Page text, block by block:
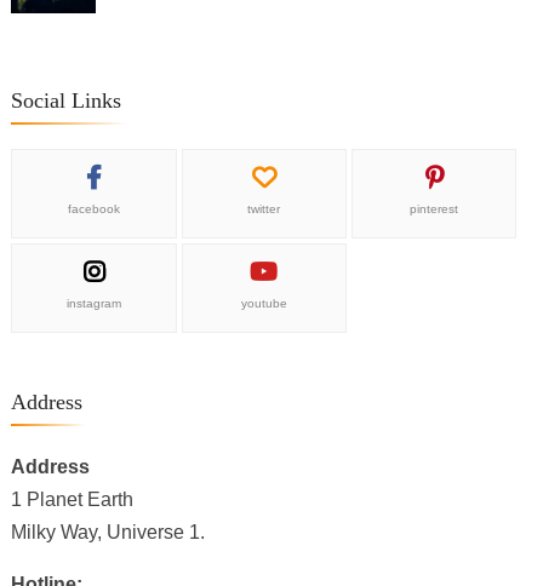
Social Links
facebook twitter pinterest
instagram youtube
Address
Address
1 Planet Earth
Milky Way, Universe 1.